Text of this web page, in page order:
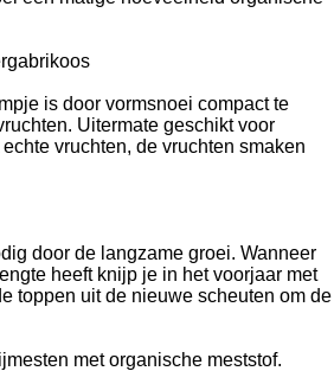
is door vormsnoei compact te
Uitermate geschikt voor
vruchten, de vruchten smaken
door de langzame groei. Wanneer
heeft knijp je in het voorjaar met
toppen uit de nieuwe scheuten om de
met organische meststof.